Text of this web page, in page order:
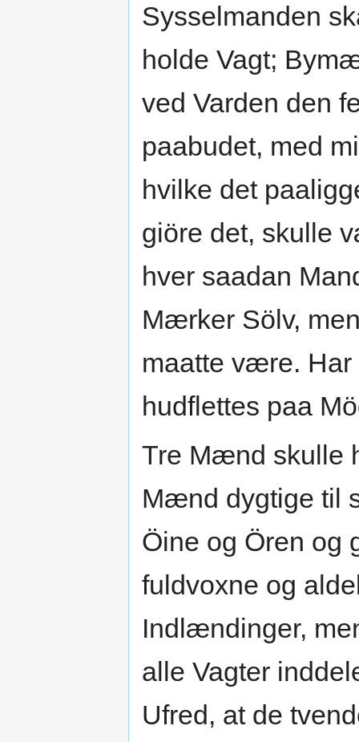
Sysselmanden
holde Vagt;
ved Varden den
paabudet, med
hvilke det
giöre det, skulle
hver saadan
Mærker Sölv,
maatte være. Har
hudflettes paa
Tre Mænd skulle
Mænd dygtige til
Öine og Ören og
fuldvoxne og
Indlændinger,
alle Vagter
Ufred, at de